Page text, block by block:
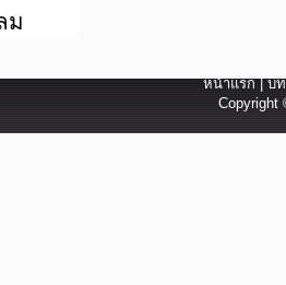
ม
หน้าแรก|บ
Copyright